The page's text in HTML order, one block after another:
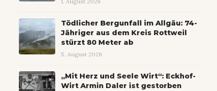
Tödlicher Bergunfall im Allgäu: 74-
Jähriger aus dem Kreis Rottweil
stürzt 80 Meter ab
5. August 2026
„Mit Herz und Seele Wirt“: Eckhof-
Wirt Armin Daler ist gestorben